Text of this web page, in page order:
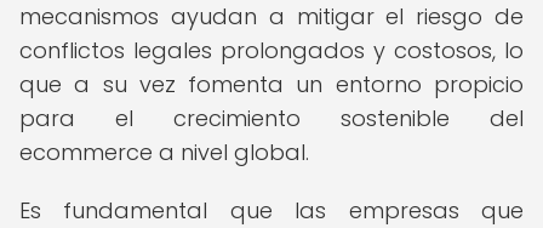
mecanismos ayudan a mitigar el riesgo de
conflictos legales prolongados y costosos, lo
que a su vez fomenta un entorno propicio
para el crecimiento sostenible del
ecommerce a nivel global.
Es fundamental que las empresas que